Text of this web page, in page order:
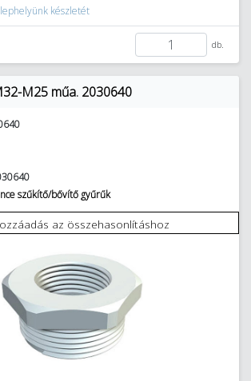
készletét
db.
M25 műa. 2030640
szűkítő/bővítő gyűrűk
az összehasonlításhoz